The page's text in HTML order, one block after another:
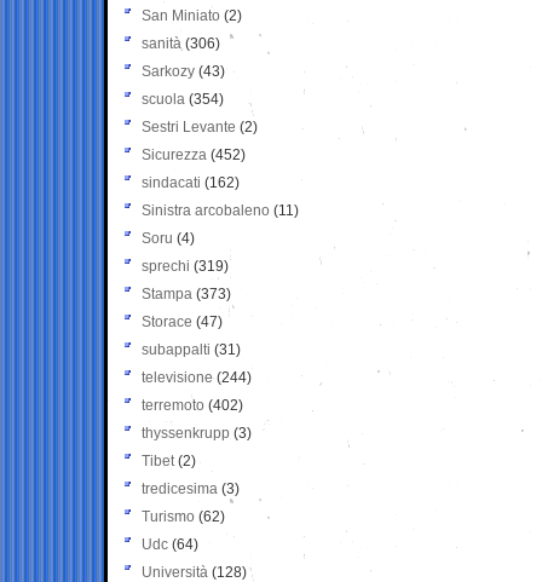
San Miniato (2)
sanità (306)
Sarkozy (43)
scuola (354)
Sestri Levante (2)
Sicurezza (452)
sindacati (162)
Sinistra arcobaleno (11)
Soru (4)
sprechi (319)
Stampa (373)
Storace (47)
subappalti (31)
televisione(244)
terremoto (402)
thyssenkrupp (3)
Tibet(2)
tredicesima (3)
Turismo (62)
Udc (64)
Università (128)